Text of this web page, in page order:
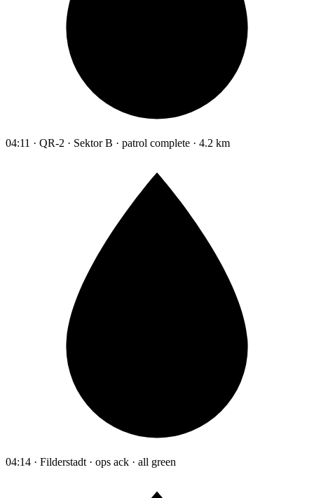
04:11 · QR-2 · Sektor B · patrol complete · 4.2 km
04:14 · Filderstadt · ops ack · all green